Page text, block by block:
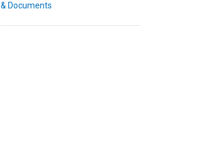
& Documents